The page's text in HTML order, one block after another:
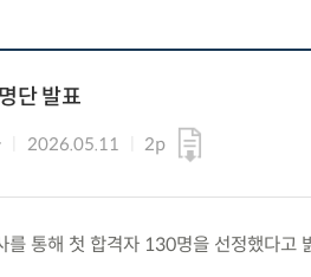
단 발표
2026.05.11 2p
를 통해 첫 합격자 130명을 선정했다고